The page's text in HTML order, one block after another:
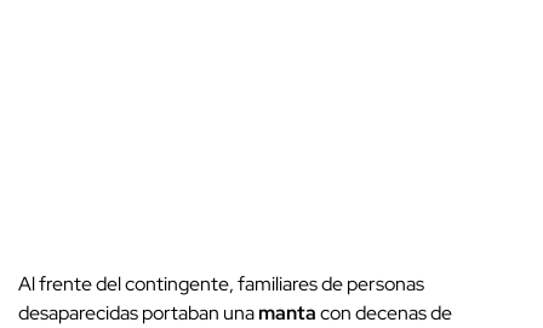
Al frente del contingente, familiares de personas
desaparecidas portaban unamantacon decenas de